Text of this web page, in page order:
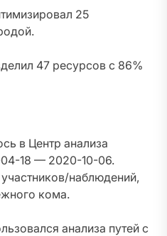
25
47 ресурсов с 86%
в Центр анализа
18 — 2020-10-06.
наблюдений,
кома.
анализа путей с